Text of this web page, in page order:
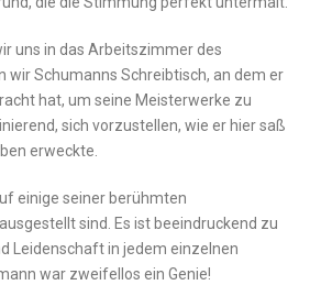
uns in das Arbeitszimmer des
wir ‍Schumanns ‍Schreibtisch,⁣ an ‌dem er
​hat, um seine Meisterwerke ⁢zu
sich​ vorzustellen, wie er⁣ hier saß
erweckte.
einige seiner ⁢berühmten
sind.‌ Es ist beeindruckend ⁤zu
Leidenschaft in ​jedem einzelnen
war ‍zweifellos ein ⁢Genie!